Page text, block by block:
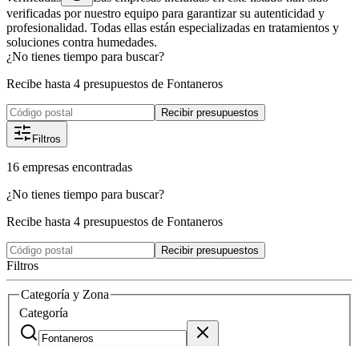
verificadas por nuestro equipo para garantizar su autenticidad y
profesionalidad. Todas ellas están especializadas en tratamientos y
soluciones contra humedades.
¿No tienes tiempo para buscar?
Recibe hasta 4 presupuestos de Fontaneros
Recibir presupuestos
Filtros
16 empresas encontradas
¿No tienes tiempo para buscar?
Recibe hasta 4 presupuestos de Fontaneros
Recibir presupuestos
Filtros
Categoría y Zona
Categoría